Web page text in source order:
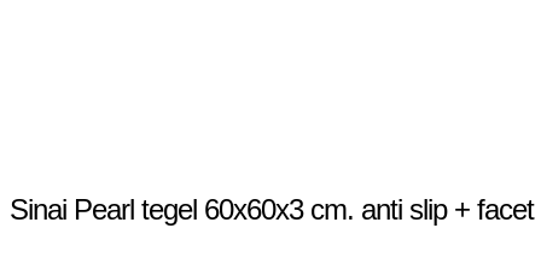
Sinai Pearl tegel 60x60x3 cm. anti slip + facet